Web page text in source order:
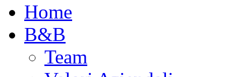
Home
B&B
Team